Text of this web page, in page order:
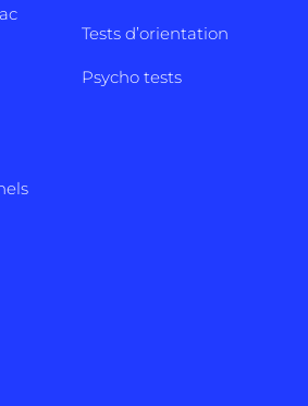
Tests d’orientation
Psycho tests